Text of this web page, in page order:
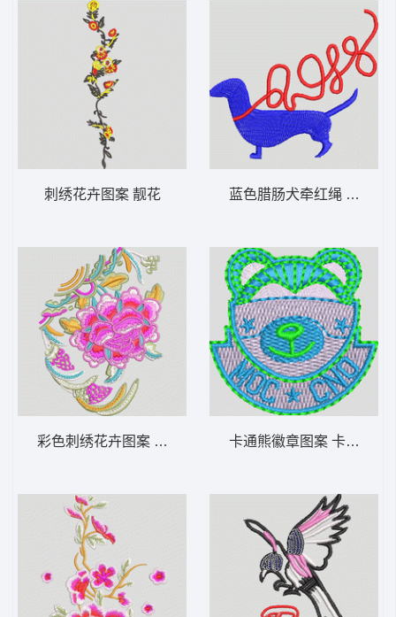
刺绣花卉图案 靓花
彩色刺绣花卉图案 靓花
蓝色腊肠犬牵红绳 小狗腊
卡通熊徽章图案 卡通小熊